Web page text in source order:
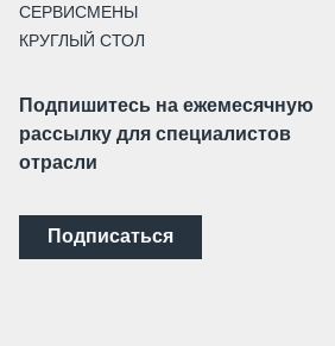
СЕРВИСМЕНЫ
КРУГЛЫЙ СТОЛ
Подпишитесь на ежемесячную
рассылку для специалистов
отрасли
Подписаться